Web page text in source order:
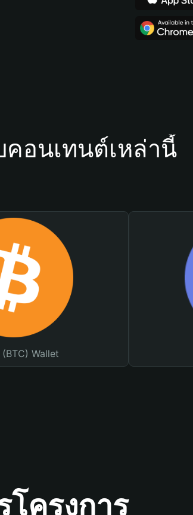
อนเทนต์เหล่านี้
Wallet
ครงการ